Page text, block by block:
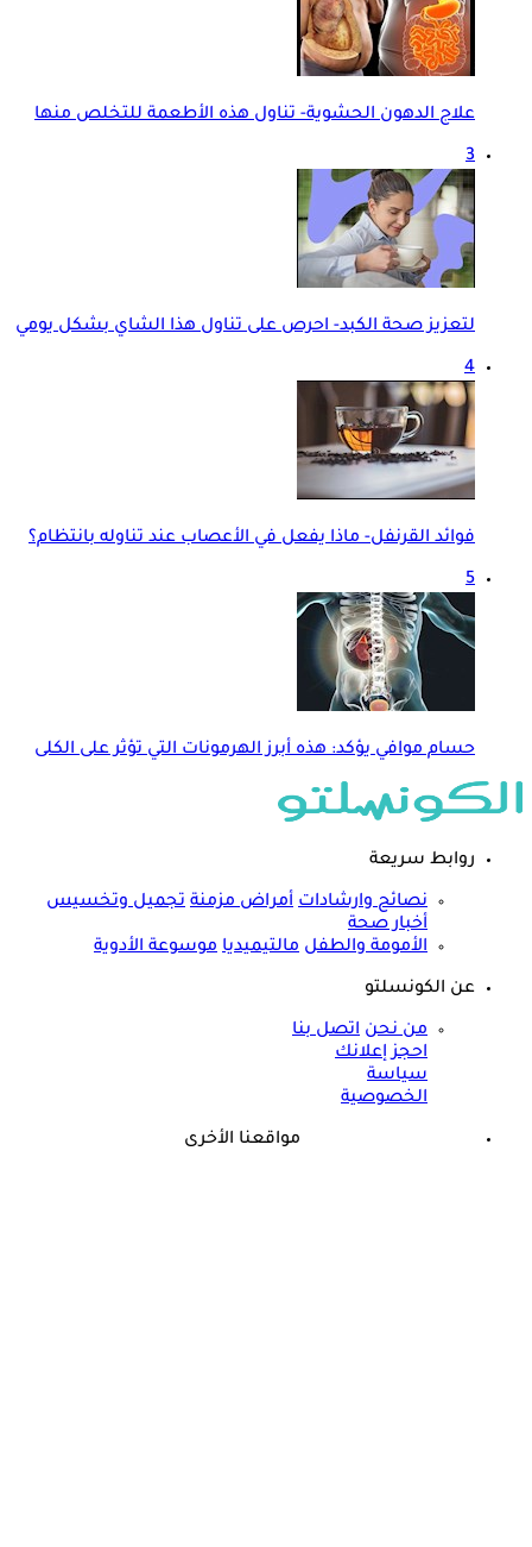
علاج الدهون الحشوية- تناول هذه الأطعمة للتخلص منها
3
لتعزيز صحة الكبد- احرص على تناول هذا الشاي بشكل يومي
4
فوائد القرنفل- ماذا يفعل في الأعصاب عند تناوله بانتظام؟
5
حسام موافي يؤكد: هذه أبرز الهرمونات التي تؤثر على الكلى
روابط سريعة
نصائح وارشادات أمراض مزمنة تجميل وتخسيس
أخبار صحة
الأمومة والطفل مالتيميديا موسوعة الأدوية
عن الكونسلتو
من نحن اتصل بنا
احجز إعلانك
سياسة
الخصوصية
مواقعنا الأخرى